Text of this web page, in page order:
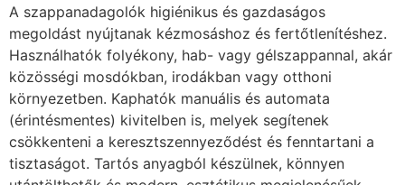
A szappanadagolók higiénikus és gazdaságos
megoldást nyújtanak kézmosáshoz és fertőtlenítéshez.
Használhatók folyékony, hab- vagy gélszappannal, akár
közösségi mosdókban, irodákban vagy otthoni
környezetben. Kaphatók manuális és automata
(érintésmentes) kivitelben is, melyek segítenek
csökkenteni a keresztszennyeződést és fenntartani a
tisztaságot. Tartós anyagból készülnek, könnyen